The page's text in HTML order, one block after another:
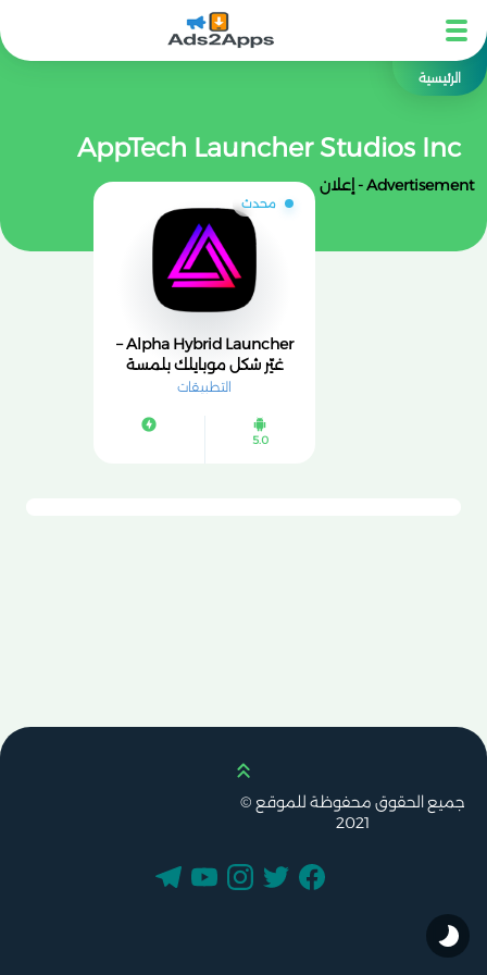
الرئيسية
AppTech Launcher Studios Inc
Advertisement - إعلان
محدث
Alpha Hybrid Launcher –
غيّر شكل موبايلك بلمسة
واحدة
التطبيقات
5.0
Scroll up
جميع الحقوق محفوظة للموقع ©
2021